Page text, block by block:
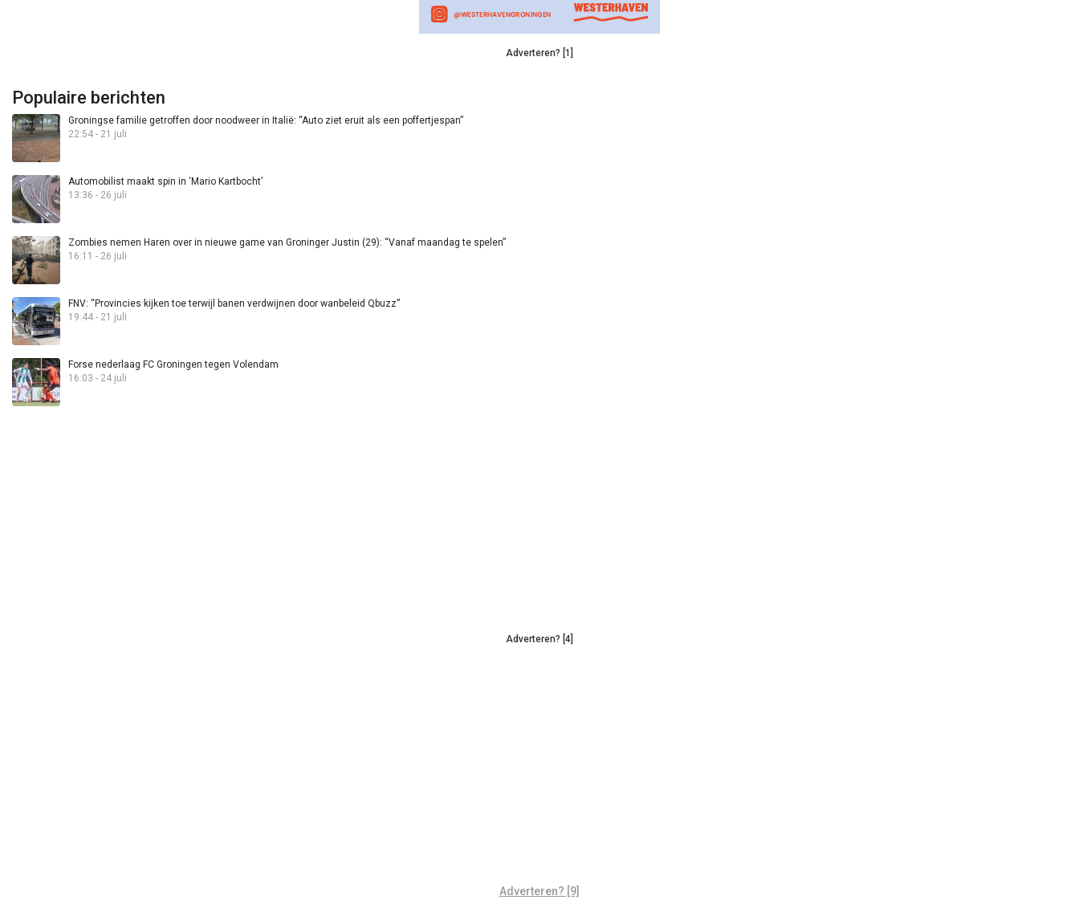
Adverteren? [1]
Populaire berichten
Groningse familie getroffen door noodweer in Italië: “Auto ziet eruit als een poffertjespan”
22:54 - 21 juli
Automobilist maakt spin in ‘Mario Kartbocht’
13:36 - 26 juli
Zombies nemen Haren over in nieuwe game van Groninger Justin (29): “Vanaf maandag te spelen”
16:11 - 26 juli
FNV: “Provincies kijken toe terwijl banen verdwijnen door wanbeleid Qbuzz”
19:44 - 21 juli
Forse nederlaag FC Groningen tegen Volendam
16:03 - 24 juli
Adverteren? [4]
Adverteren? [9]